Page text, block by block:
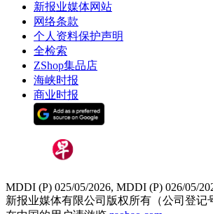
新报业媒体网站
网络条款
个人资料保护声明
全检索
ZShop集品店
海峡时报
商业时报
MDDI (P) 025/05/2026, MDDI (P) 026/05/
新报业媒体有限公司版权所有（公司登记